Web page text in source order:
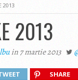
2013
2013
in 7 martie 2013
SHARE